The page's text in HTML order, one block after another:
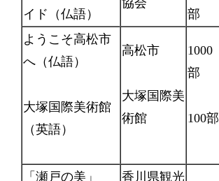
イド（仏語）
協会
部
ようこそ高松市
へ（仏語）
大塚国際美術館
（英語）
高松市
大塚国際美
術館
1000
部
100部
「瀬戸の美」
香川県観光